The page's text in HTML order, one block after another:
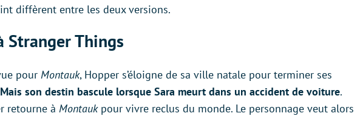
diffèrent entre les deux versions.
Stranger Things
pour Montauk, Hopper s’éloigne de sa ville natale pour terminer ses
Mais son destin bascule lorsque Sara meurt dans un accident de voiture.
retourne à Montaukpour vivre reclus du monde. Le personnage veut alors